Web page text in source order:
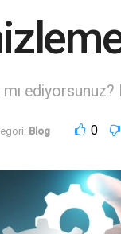
ediyorsunuz?
Blog 0